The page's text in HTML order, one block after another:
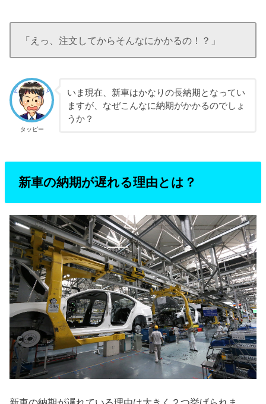
「えっ、注文してからそんなにかかるの！？」
タッピー
いま現在、新車はかなりの長納期となってい
ますが、なぜこんなに納期がかかるのでしょ
うか？
新車の納期が遅れる理由とは？